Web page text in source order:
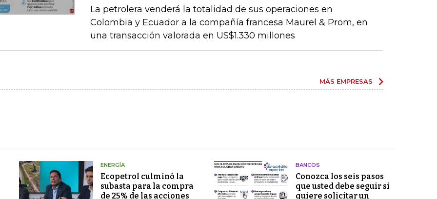
La petrolera venderá la totalidad de sus operaciones en
Colombia y Ecuador a la compañía francesa Maurel & Prom, en
una transacción valorada en US$1.330 millones
MÁS EMPRESAS
ENERGÍA
Ecopetrol culminó la
subasta para la compra
de 25% de las acciones
BANCOS
Conozca los seis pasos
que usted debe seguir si
quiere solicitar un